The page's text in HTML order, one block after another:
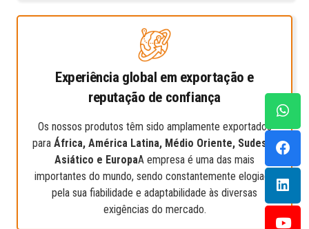
Experiência global em exportação e
reputação de confiança
Os nossos produtos têm sido amplamente exportados
para África, América Latina, Médio Oriente, Sudeste
Asiático e EuropaA empresa é uma das mais
importantes do mundo, sendo constantemente elogiada
pela sua fiabilidade e adaptabilidade às diversas
exigências do mercado.